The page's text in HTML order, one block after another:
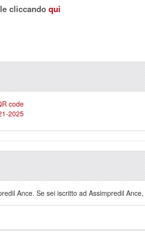
cliccando qui
code
2025
Ance. Se sei iscritto ad Assimpredil Ance,